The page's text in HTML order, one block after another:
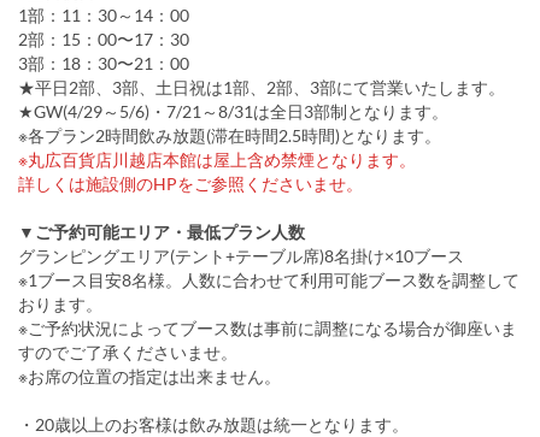
1部：11：30～14：00
2部：15：00〜17：30
3部：18：30〜21：00
★平日2部、3部、土日祝は1部、2部、3部にて営業いたします。
★GW(4/29～5/6)・7/21～8/31は全日3部制となります。
※各プラン2時間飲み放題(滞在時間2.5時間)となります。
※丸広百貨店川越店本館は屋上含め禁煙となります。
詳しくは施設側のHPをご参照くださいませ。
▼ご予約可能エリア・最低プラン人数
グランピングエリア(テント+テーブル席)8名掛け×10ブース
※1ブース目安8名様。人数に合わせて利用可能ブース数を調整して
おります。
※ご予約状況によってブース数は事前に調整になる場合が御座いま
すのでご了承くださいませ。
※お席の位置の指定は出来ません。
・20歳以上のお客様は飲み放題は統一となります。